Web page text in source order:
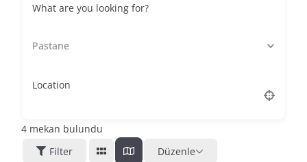
What are you looking for?
Pastane
Location
4 mekan bulundu
Filter
Düzenle